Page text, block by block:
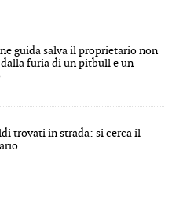
guida salva il proprietario non
furia di un pitbull e un
trovati in strada: si cerca il